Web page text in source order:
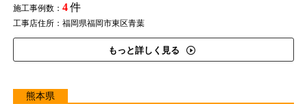
施工事例数： 4件
工事店住所：福岡県福岡市東区青葉
もっと詳しく見る
熊本県